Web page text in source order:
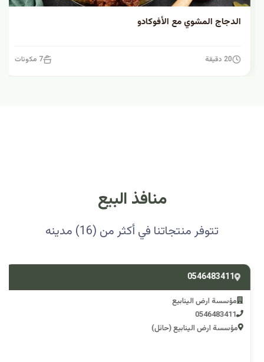
الدجاج المشوي مع الأفوكادو
20 دقيقة 7 مكونات
منافذ البيع
تتوفر منتجاتنا في أكثر من (16) مدينه
0546483411
مؤسسة ارض الينابيع
0546483411
مؤسسة ارض الينابيع (حائل)